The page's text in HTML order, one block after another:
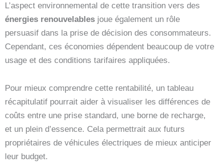
L’aspect environnemental de cette transition vers des
énergies renouvelables joue également un rôle
persuasif dans la prise de décision des consommateurs.
Cependant, ces économies dépendent beaucoup de votre
usage et des conditions tarifaires appliquées.
Pour mieux comprendre cette rentabilité, un tableau
récapitulatif pourrait aider à visualiser les différences de
coûts entre une prise standard, une borne de recharge,
et un plein d’essence. Cela permettrait aux futurs
propriétaires de véhicules électriques de mieux anticiper
leur budget.